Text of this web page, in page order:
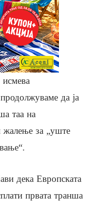
да ја
таа на
жалење за „уште
дека Европската
првата транша